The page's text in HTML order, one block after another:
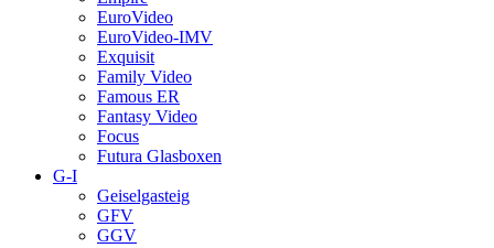
EuroVideo
EuroVideo-IMV
Exquisit
Family Video
Famous ER
Fantasy Video
Focus
Futura Glasboxen
G-I
Geiselgasteig
GFV
GGV